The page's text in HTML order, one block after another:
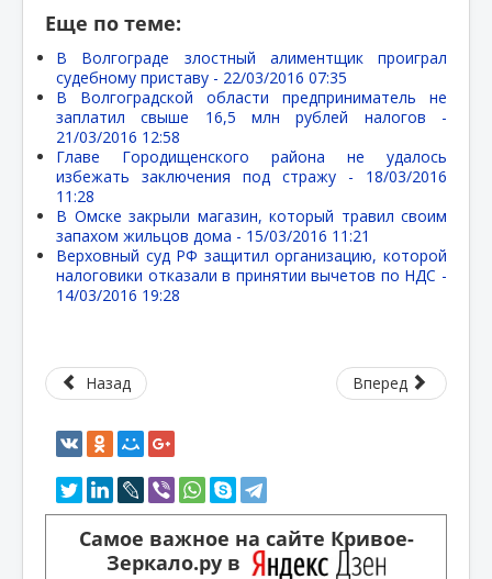
Еще по теме:
В Волгограде злостный алиментщик проиграл
судебному приставу - 22/03/2016 07:35
В Волгоградской области предприниматель не
заплатил свыше 16,5 млн рублей налогов -
21/03/2016 12:58
Главе Городищенского района не удалось
избежать заключения под стражу - 18/03/2016
11:28
В Омске закрыли магазин, который травил своим
запахом жильцов дома - 15/03/2016 11:21
Верховный суд РФ защитил организацию, которой
налоговики отказали в принятии вычетов по НДС -
14/03/2016 19:28
Назад Вперед
Самое важное на сайте Кривое-
Зеркало.ру в